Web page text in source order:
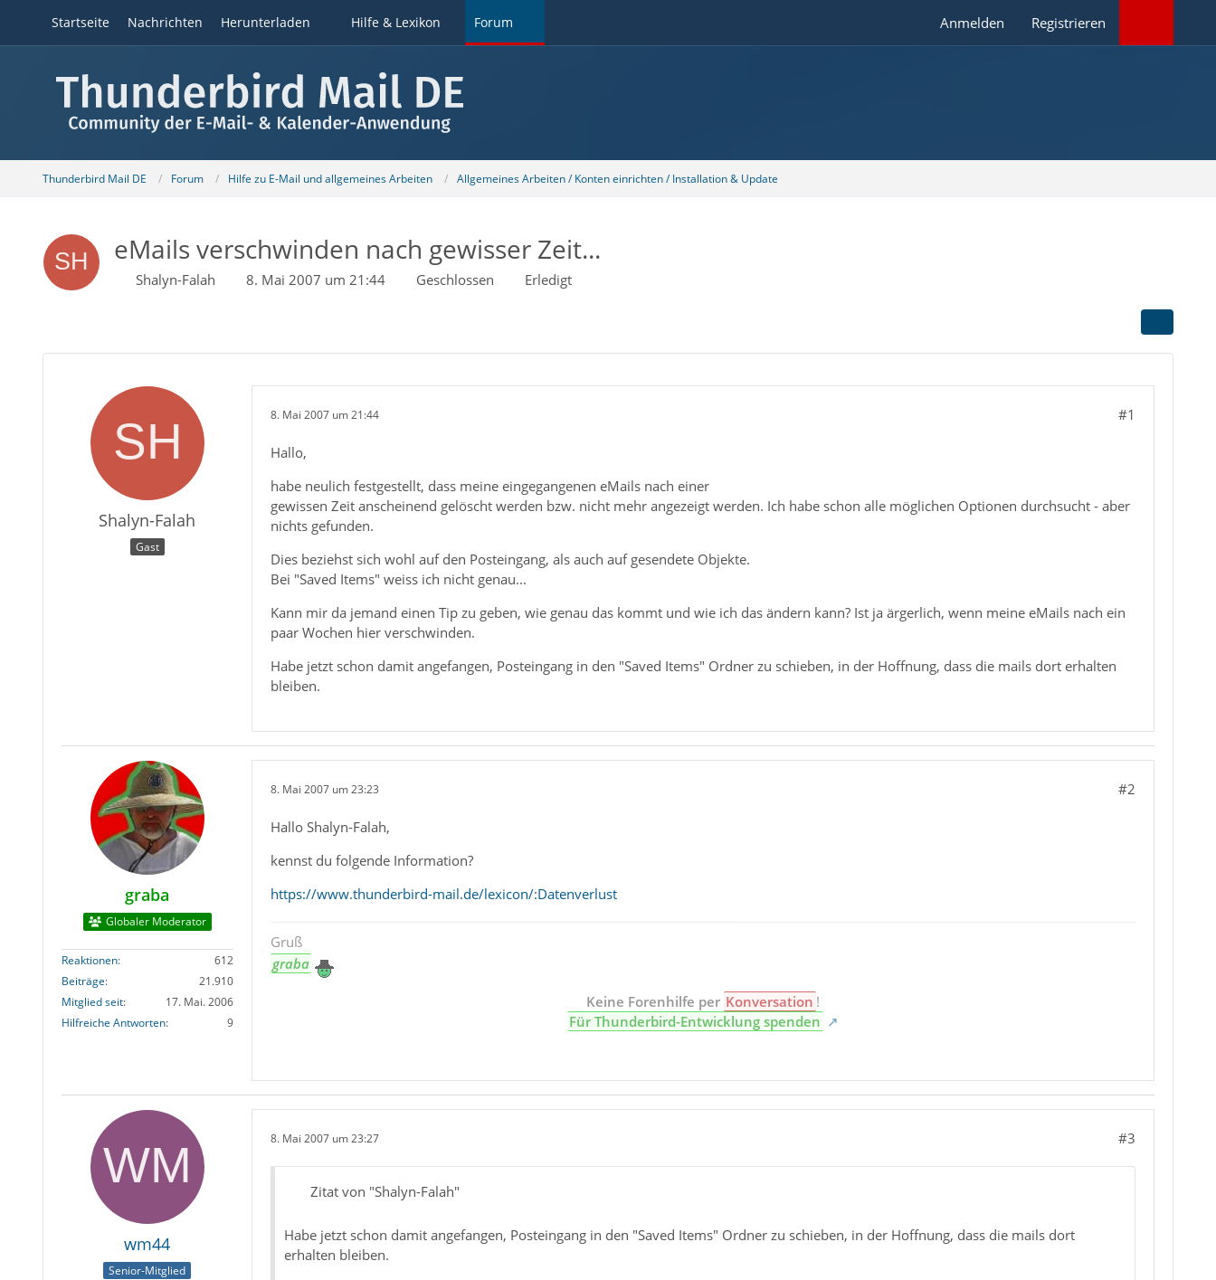
Startseite Nachrichten Herunterladen Hilfe & Lexikon Forum Anmelden Registrieren
Thunderbird Mail DE Forum Hilfe zu E-Mail und allgemeines Arbeiten Allgemeines Arbeiten / Konten einrichten / Installation & Update
eMails verschwinden nach gewisser Zeit...
Shalyn-Falah 8. Mai 2007 um 21:44 Geschlossen Erledigt
Shalyn-Falah
Gast
8. Mai 2007 um 21:44 #1
Hallo,
habe neulich festgestellt, dass meine eingegangenen eMails nach einer
gewissen Zeit anscheinend gelöscht werden bzw. nicht mehr angezeigt werden. Ich habe schon alle möglichen Optionen durchsucht - aber
nichts gefunden.
Dies beziehst sich wohl auf den Posteingang, als auch auf gesendete Objekte.
Bei "Saved Items" weiss ich nicht genau...
Kann mir da jemand einen Tip zu geben, wie genau das kommt und wie ich das ändern kann? Ist ja ärgerlich, wenn meine eMails nach ein
paar Wochen hier verschwinden.
Habe jetzt schon damit angefangen, Posteingang in den "Saved Items" Ordner zu schieben, in der Hoffnung, dass die mails dort erhalten
bleiben.
graba
Globaler Moderator
Reaktionen
612
Beiträge
21.910
Mitglied seit
17. Mai. 2006
Hilfreiche Antworten
9
8. Mai 2007 um 23:23 #2
Hallo Shalyn-Falah,
kennst du folgende Information?
https://www.thunderbird-mail.de/lexicon/:Datenverlust
Gruß
graba
Keine Forenhilfe per Konversation !
Für Thunderbird-Entwicklung spenden
wm44
Senior-Mitglied
8. Mai 2007 um 23:27 #3
Zitat von "Shalyn-Falah"
Habe jetzt schon damit angefangen, Posteingang in den "Saved Items" Ordner zu schieben, in der Hoffnung, dass die mails dort
erhalten bleiben.